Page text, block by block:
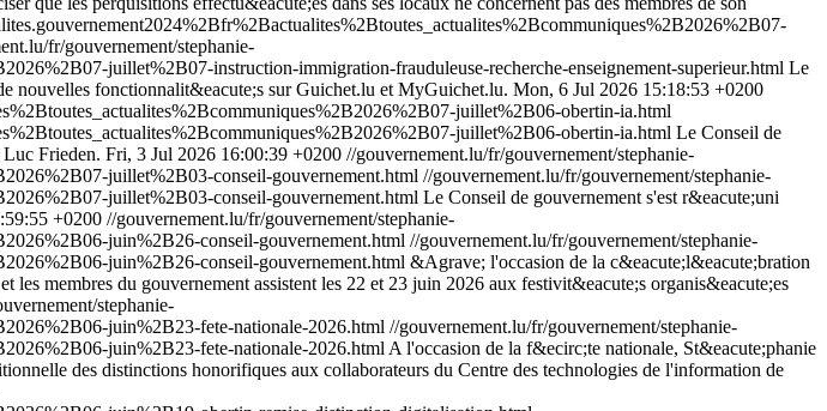
fr/gouvernement/stephanie-
juillet%2B07-instruction-immigration-frauduleuse-recherche-enseignement-superieur.html Le
nouvelles fonctionnalit&eacute;s sur Guichet.lu et MyGuichet.lu. Mon, 6 Jul 2026 15:18:53 +0200
juillet%2B06-obertin-ia.html
juillet%2B06-obertin-ia.html Le Conseil de
Frieden. Fri, 3 Jul 2026 16:00:39 +0200 //gouvernement.lu/fr/gouvernement/stephanie-
juillet%2B03-conseil-gouvernement.html //gouvernement.lu/fr/gouvernement/stephanie-
juillet%2B03-conseil-gouvernement.html Le Conseil de gouvernement s'est r&eacute;uni
+0200 //gouvernement.lu/fr/gouvernement/stephanie-
juin%2B26-conseil-gouvernement.html //gouvernement.lu/fr/gouvernement/stephanie-
juin%2B26-conseil-gouvernement.html &Agrave; l'occasion de la c&eacute;l&eacute;bration
membres du gouvernement assistent les 22 et 23 juin 2026 aux festivit&eacute;s organis&eacute;es
stephanie-
juin%2B23-fete-nationale-2026.html //gouvernement.lu/fr/gouvernement/stephanie-
juin%2B23-fete-nationale-2026.html A l'occasion de la f&ecirc;te nationale, St&eacute;phanie
des distinctions honorifiques aux collaborateurs du Centre des technologies de l'information de